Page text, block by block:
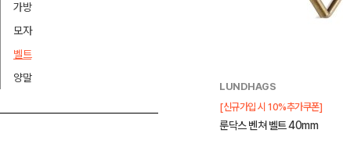
가방
모자
벨트
양말
LUNDHAGS
[신규가입 시 10%추가쿠폰]
룬닥스 벤쳐 벨트 40mm